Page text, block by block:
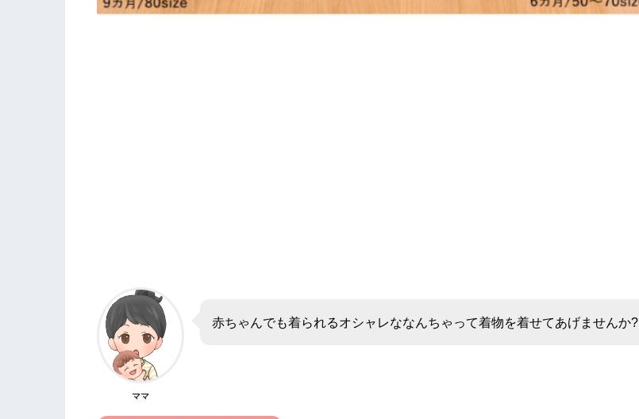
ママ
赤ちゃんでも着られるオシャレななんちゃって着物を着せてあげませんか?